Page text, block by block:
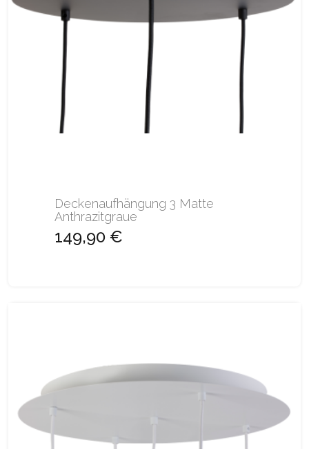
Deckenaufhängung 3 Matte
Anthrazitgraue
149,90 €